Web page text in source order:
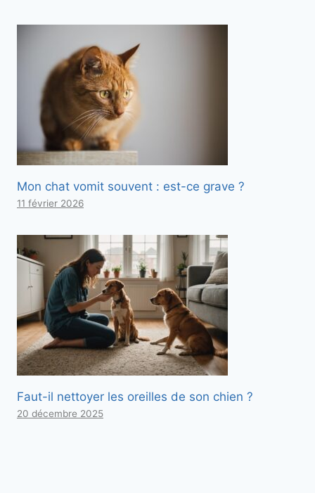
Mon chat vomit souvent : est-ce grave ?
11 février 2026
Faut-il nettoyer les oreilles de son chien ?
20 décembre 2025